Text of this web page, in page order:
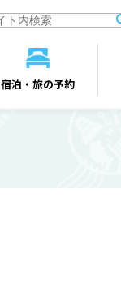
宿泊・旅の予約